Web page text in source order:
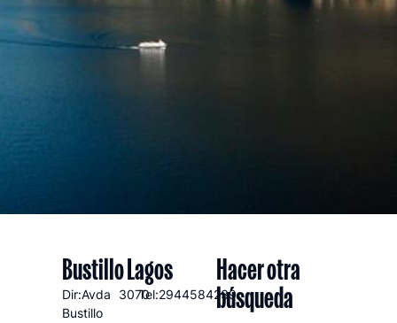
Bustillo Lagos
Dir:Avda
Bustillo
3070Tel:2944584239
Hacer otra
búsqueda